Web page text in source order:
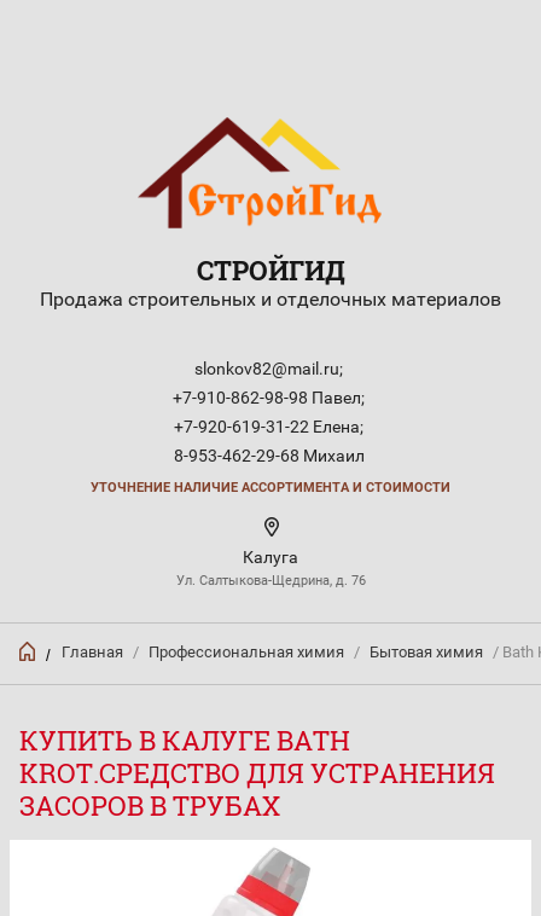
СТРОЙГИД
Продажа строительных и отделочных материалов
slonkov82@mail.ru;
+7-910-862-98-98 Павел;
+7-920-619-31-22 Елена;
8-953-462-29-68 Михаил
УТОЧНЕНИЕ НАЛИЧИЕ АССОРТИМЕНТА И СТОИМОСТИ
Калуга
Ул. Салтыкова-Щедрина, д. 76
/ Главная / Профессиональная химия / Бытовая химия / Bath
КУПИТЬ В КАЛУГЕ BATH
KROT.СРЕДСТВО ДЛЯ УСТРАНЕНИЯ
ЗАСОРОВ В ТРУБАХ